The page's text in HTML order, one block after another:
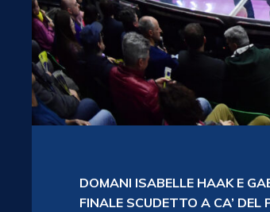
DOMANI ISABELLE HAAK E
FINALE SCUDETTO A CA’ DEL